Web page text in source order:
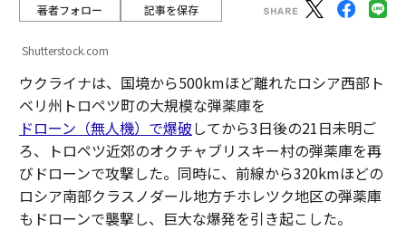
著者フォロー 記事を保存
Shutterstock.com
ウクライナは、国境から500kmほど離れたロシア西部ト
ベリ州トロペツ町の大規模な弾薬庫を
ドローン（無人機）で爆破してから3日後の21日未明ご
ろ、トロペツ近郊のオクチャブリスキー村の弾薬庫を再
びドローンで攻撃した。同時に、前線から320kmほどの
ロシア南部クラスノダール地方チホレツク地区の弾薬庫
もドローンで襲撃し、巨大な爆発を引き起こした。